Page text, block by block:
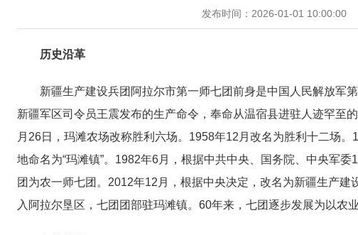
发布时间：2026-01-01 10:00:00
历史沿革
新疆生产建设兵团阿拉尔市第一师七团前身是中国人民解放军
新疆军区司令员王震发布的生产命令，奉命从温宿县进驻人迹罕至
月26日，玛滩农场改称胜利六场。1958年12月改名为胜利十二场
地命名为“玛滩镇”。1982年6月，根据中共中央、国务院、中央军
团为农一师七团。2012年12月，根据中央决定，改名为新疆生产建
入阿拉尔垦区，七团团部驻玛滩镇。60年来，七团逐步发展为以农